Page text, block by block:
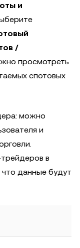
и
/
просмотреть
спотовых
можно
и
в
данные будут